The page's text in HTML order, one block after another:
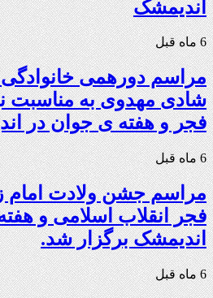
اندیمشک
6 ماه قبل
مراسم دورهمی خانوادگی
شادی مهدوی به مناسبت
فجر و هفته ی جوان در
6 ماه قبل
مراسم جشن ولادت
فجر انقلاب اسلامی و
اندیمشک برگزار شد.
6 ماه قبل